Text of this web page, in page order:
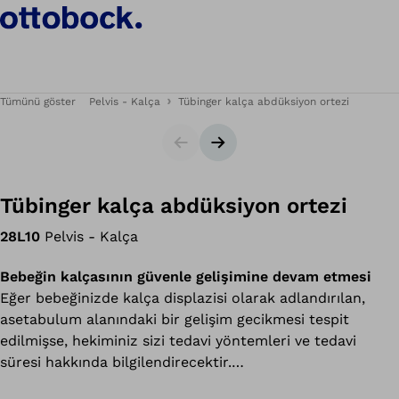
Tümünü göster Pelvis - Kalça Tübinger kalça abdüksiyon ortezi
SliderSonraki slayt
Tübinger kalça abdüksiyon ortezi
28L10 Pelvis - Kalça
Bebeğin kalçasının güvenle gelişimine devam etmesi
Eğer bebeğinizde kalça displazisi olarak adlandırılan,
asetabulum alanındaki bir gelişim gecikmesi tespit
edilmişse, hekiminiz sizi tedavi yöntemleri ve tedavi
süresi hakkında bilgilendirecektir.